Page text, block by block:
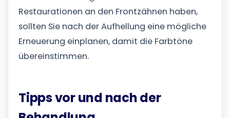
Restaurationen an den Frontzähnen haben,
sollten Sie nach der Aufhellung eine mögliche
Erneuerung einplanen, damit die Farbtöne
übereinstimmen.
Tipps vor und nach der